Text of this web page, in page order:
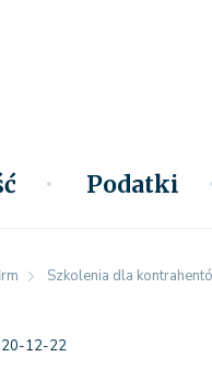
Podatki
Szkolenia dla
12-22